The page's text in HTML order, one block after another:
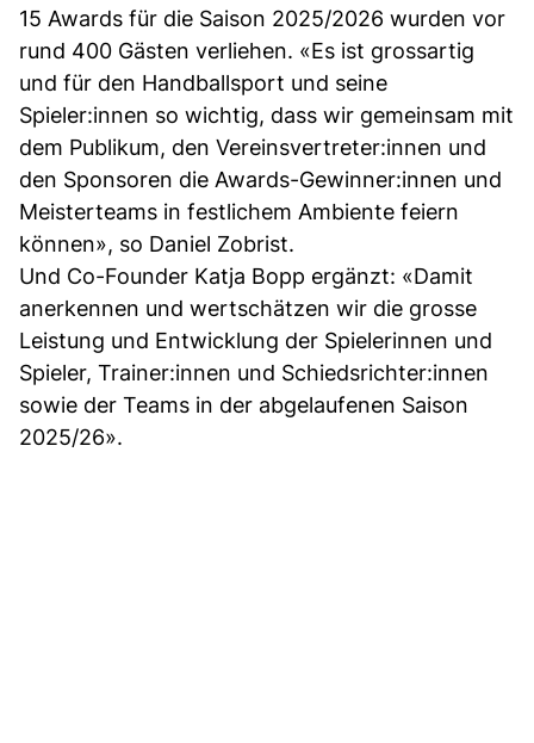
15 Awards für die Saison 2025/2026 wurden vor
rund 400 Gästen verliehen. «Es ist grossartig
und für den Handballsport und seine
Spieler:innen so wichtig, dass wir gemeinsam mit
dem Publikum, den Vereinsvertreter:innen und
den Sponsoren die Awards-Gewinner:innen und
Meisterteams in festlichem Ambiente feiern
können», so Daniel Zobrist.
Und Co-Founder Katja Bopp ergänzt: «Damit
anerkennen und wertschätzen wir die grosse
Leistung und Entwicklung der Spielerinnen und
Spieler, Trainer:innen und Schiedsrichter:innen
sowie der Teams in der abgelaufenen Saison
2025/26».